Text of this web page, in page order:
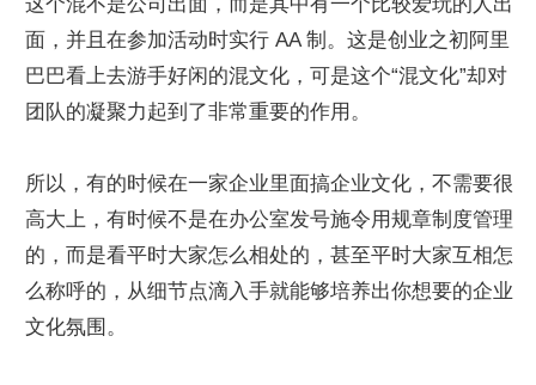
面，并且在参加活动时实行 AA 制。这是创业之初阿里
巴巴看上去游手好闲的混文化，可是这个“混文化”却对
团队的凝聚力起到了非常重要的作用。
所以，有的时候在一家企业里面搞企业文化，不需要很
高大上，有时候不是在办公室发号施令用规章制度管理
的，而是看平时大家怎么相处的，甚至平时大家互相怎
么称呼的，从细节点滴入手就能够培养出你想要的企业
文化氛围。